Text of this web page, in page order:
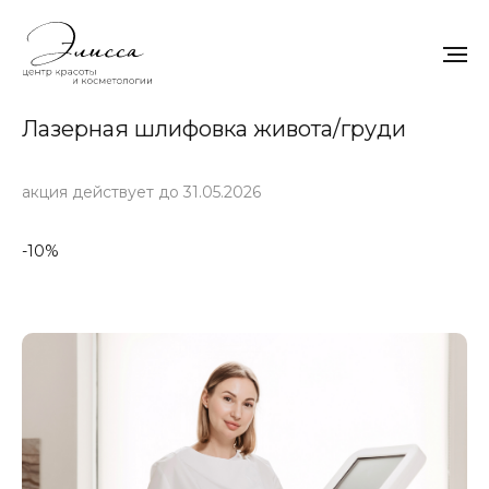
Лазерная шлифовка живота/груди
акция действует до 31.05.2026
-10%